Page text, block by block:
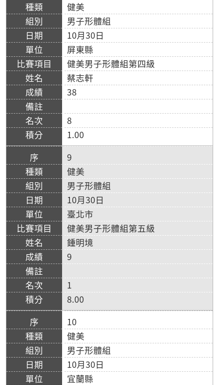
健美
男子形體組
10月30日
屏東縣
健美男子形體組第四級
蔡志軒
38
8
1.00
9
健美
男子形體組
10月30日
臺北市
健美男子形體組第五級
鍾明境
9
1
8.00
10
健美
男子形體組
10月30日
宜蘭縣